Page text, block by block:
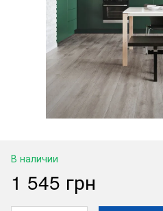
В наличии
1 545 грн